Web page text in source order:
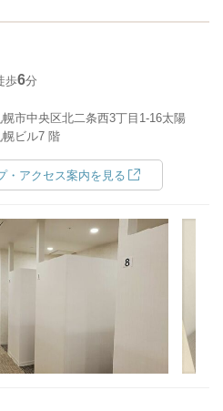
歩6分
市中央区北二条西3丁目1-16太陽
ビル7 階
・アクセス案内を見る